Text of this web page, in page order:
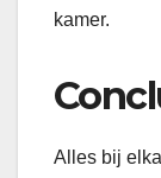
kamer.
Alles bij